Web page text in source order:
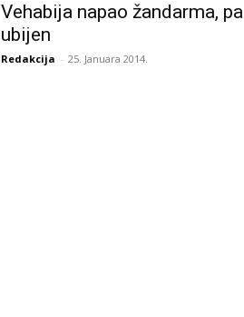
Vehabija napao žandarma, pa
ubijen
Redakcija - 25. Januara 2014.